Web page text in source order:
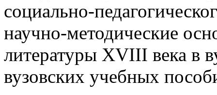
социально-
научно-методические
литературы XVIII века в
вузовских учебных